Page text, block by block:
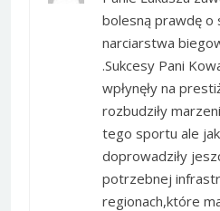
bolesną prawdę o
narciarstwa
.Sukcesy Pani
wpłynęły na
rozbudziły
tego sportu ale
doprowadziły
potrzebnej
regionach,które